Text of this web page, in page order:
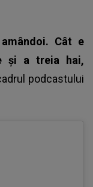
Cât e
și a treia hai,
podcastului